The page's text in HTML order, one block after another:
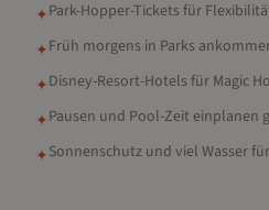
✦Park-Hopper-Tickets für
✦Früh morgens in Parks
✦Disney-Resort-Hotels für Magic
✦Pausen und Pool-Zeit einplanen
✦Sonnenschutz und viel Wasser